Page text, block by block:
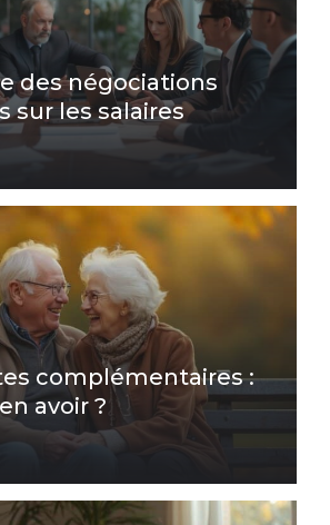
des négociations
sur les salaires
complémentaires :
avoir ?